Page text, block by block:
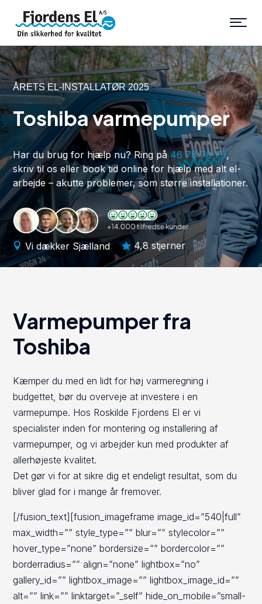
ÅRETS EL-INSTALLATØR 2025
Toshiba varmepumper
Har du brug for hjælp nu? Ring på46 78 78 79,
skriv til os eller book tid online for hjælp med alt el-
arbejde – akutte problemer, som større installationer.
 Vi dækker Sjælland  4,8 stjerner
Varmepumper fra
Toshiba
Kæmper du med en lidt for høj varmeregning i
budgettet, bør du overveje at investere i en
varmepumpe. Hos Roskilde Fjordens El er vi
specialister inden for montering og installering af
varmepumper, og vi arbejder kun med produkter af
allerhøjeste kvalitet.
Det gør vi for at sikre dig et endeligt resultat, som du
bliver glad for i mange år fremover.
[/fusion_text][fusion_imageframe image_id=”540|full”
max_width=”” style_type=”” blur=”” stylecolor=””
hover_type=”none” bordersize=”” bordercolor=””
borderradius=”” align=”none” lightbox=”no”
gallery_id=”” lightbox_image=”” lightbox_image_id=””
alt=”” link=”” linktarget=”_self” hide_on_mobile=”small-